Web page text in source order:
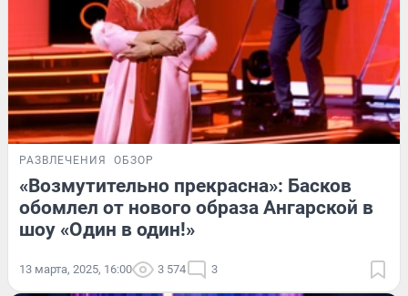
РАЗВЛЕЧЕНИЯ ОБЗОР
«Возмутительно прекрасна»: Басков
обомлел от нового образа Ангарской в
шоу «Один в один!»
13 марта, 2025, 16:00 3 574 3